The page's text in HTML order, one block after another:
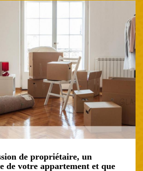
de propriétaire, un
de votre appartement et que